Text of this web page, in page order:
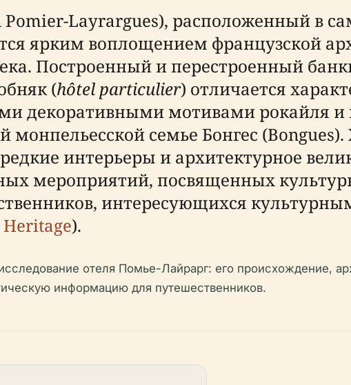
Layrargues), расположенный в
ярким воплощением французской
Построенный и перестроенный
(hôtel particulier) отличается
декоративными мотивами рокайля и
семье Бонгес (Bongues).
редкие интерьеры и архитектурное
мероприятий, посвященных
интересующихся
).
отеля Помье-Лайрарг: его происхождение,
информацию для путешественников.